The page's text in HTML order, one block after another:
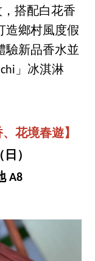
搭配白花香
造鄉村風度假
驗新品香水並
」冰淇淋
花境春遊】
）
A8